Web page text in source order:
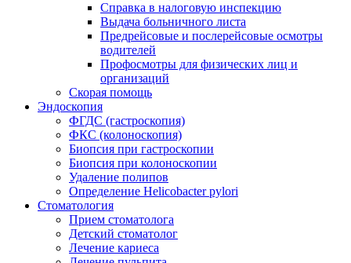
Справка в налоговую инспекцию
Выдача больничного листа
Предрейсовые и послерейсовые осмотры
водителей
Профосмотры для физических лиц и
организаций
Скорая помощь
Эндоскопия
ФГДС (гастроскопия)
ФКС (колоноскопия)
Биопсия при гастроскопии
Биопсия при колоноскопии
Удаление полипов
Определение Helicobacter pylori
Стоматология
Прием стоматолога
Детский стоматолог
Лечение кариеса